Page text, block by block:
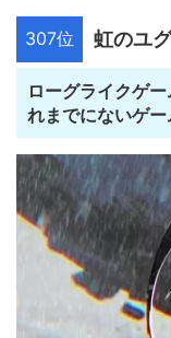
307位 虹のユ
ローグライクゲ
れまでにないゲー